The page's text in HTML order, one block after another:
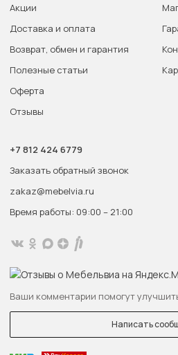
Акции
Доставка и оплата
Возврат, обмен и гарантия
Полезные статьи
Оферта
Отзывы
+7 812 424 6779
Заказать обратный звонок
zakaz@mebelvia.ru
Время работы: 09:00 – 21:00
Ваши комментарии помогут
Написать